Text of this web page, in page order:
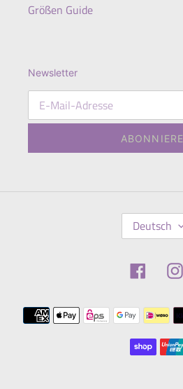
Größen Guide
Newsletter
Deutsch
Facebook